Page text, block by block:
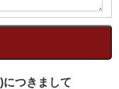
つきまして